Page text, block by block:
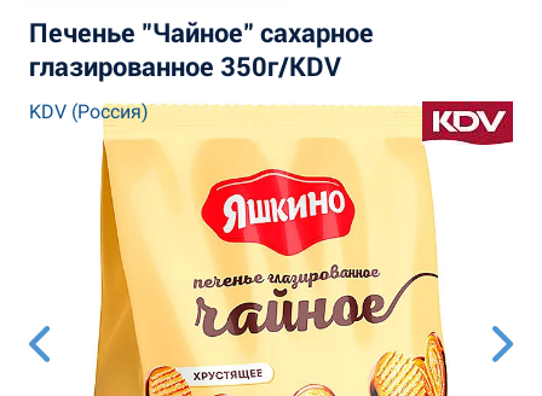
Печенье "Чайное" сахарное
глазированное 350г/KDV
KDV (Россия)